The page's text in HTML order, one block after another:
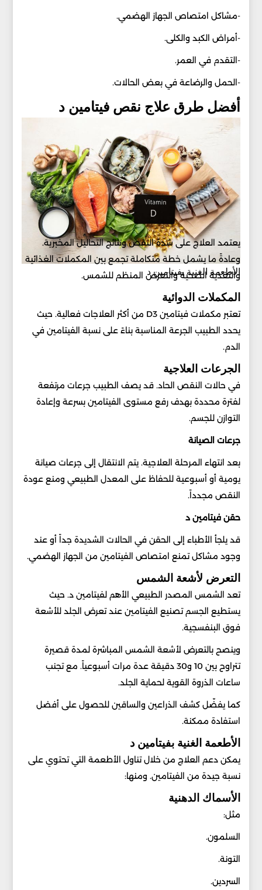
-مشاكل امتصاص الجهاز الهضمي.
-أمراض الكبد والكلى.
-التقدم في العمر.
-الحمل والرضاعة في بعض الحالات.
أفضل طرق علاج نقص فيتامين د
الأطعمة الغنية بفيتامين د
يعتمد العلاج على شدة النقص ونتائج التحاليل المخبرية.
وعادةً ما يشمل خطة متكاملة تجمع بين المكملات الغذائية
والتغذية الصحية والتعرض المنظم للشمس.
المكملات الدوائية
تعتبر مكملات فيتامين D3 من أكثر العلاجات فعالية. حيث
يحدد الطبيب الجرعة المناسبة بناءً على نسبة الفيتامين في
الدم.
الجرعات العلاجية
في حالات النقص الحاد. قد يصف الطبيب جرعات مرتفعة
لفترة محددة بهدف رفع مستوى الفيتامين بسرعة وإعادة
التوازن للجسم.
جرعات الصيانة
بعد انتهاء المرحلة العلاجية. يتم الانتقال إلى جرعات صيانة
يومية أو أسبوعية للحفاظ على المعدل الطبيعي ومنع عودة
النقص مجدداً.
حقن فيتامين د
قد يلجأ الأطباء إلى الحقن في الحالات الشديدة جداً أو عند
وجود مشاكل تمنع امتصاص الفيتامين من الجهاز الهضمي.
التعرض لأشعة الشمس
تعد الشمس المصدر الطبيعي الأهم لفيتامين د. حيث
يستطيع الجسم تصنيع الفيتامين عند تعرض الجلد للأشعة
فوق البنفسجية.
وينصح بالتعرض لأشعة الشمس المباشرة لمدة قصيرة
تتراوح بين 10 و30 دقيقة عدة مرات أسبوعياً. مع تجنب
ساعات الذروة القوية لحماية الجلد.
كما يفضّل كشف الذراعين والساقين للحصول على أفضل
استفادة ممكنة.
الأطعمة الغنية بفيتامين د
يمكن دعم العلاج من خلال تناول الأطعمة التي تحتوي على
نسبة جيدة من الفيتامين. ومنها:
الأسماك الدهنية
مثل:
السلمون.
التونة.
السردين.